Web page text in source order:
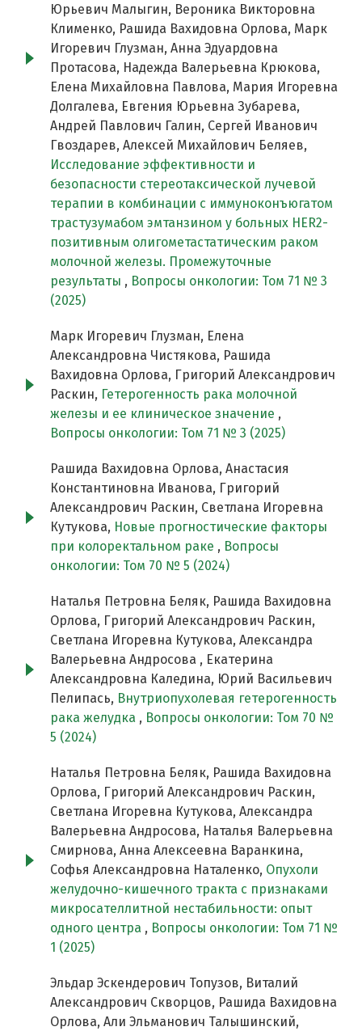
Юрьевич Малыгин, Вероника Викторовна
Клименко, Рашида Вахидовна Орлова, Марк
Игоревич Глузман, Анна Эдуардовна
Протасова, Надежда Валерьевна Крюкова,
Елена Михайловна Павлова, Мария Игоревна
Долгалева, Евгения Юрьевна Зубарева,
Андрей Павлович Галин, Сергей Иванович
Гвоздарев, Алексей Михайлович Беляев,
Исследование эффективности и
безопасности стереотаксической лучевой
терапии в комбинации с иммуноконъюгатом
трастузумабом эмтанзином у больных HER2-
позитивным олигометастатическим раком
молочной железы. Промежуточные
результаты , Вопросы онкологии: Том 71 № 3
(2025)
Марк Игоревич Глузман, Елена
Александровна Чистякова, Рашида
Вахидовна Орлова, Григорий Александрович
Раскин, Гетерогенность рака молочной
железы и ее клиническое значение ,
Вопросы онкологии: Том 71 № 3 (2025)
Рашида Вахидовна Орлова, Анастасия
Константиновна Иванова, Григорий
Александрович Раскин, Светлана Игоревна
Кутукова, Новые прогностические факторы
при колоректальном раке , Вопросы
онкологии: Том 70 № 5 (2024)
Наталья Петровна Беляк, Рашида Вахидовна
Орлова, Григорий Александрович Раскин,
Светлана Игоревна Кутукова, Александра
Валерьевна Андросова , Екатерина
Александровна Каледина, Юрий Васильевич
Пелипась, Внутриопухолевая гетерогенность
рака желудка , Вопросы онкологии: Том 70 №
5 (2024)
Наталья Петровна Беляк, Рашида Вахидовна
Орлова, Григорий Александрович Раскин,
Светлана Игоревна Кутукова, Александра
Валерьевна Андросова, Наталья Валерьевна
Смирнова, Анна Алексеевна Варанкина,
Софья Александровна Наталенко, Опухоли
желудочно-кишечного тракта с признаками
микросателлитной нестабильности: опыт
одного центра , Вопросы онкологии: Том 71 №
1 (2025)
Эльдар Эскендерович Топузов, Виталий
Александрович Скворцов, Рашида Вахидовна
Орлова, Али Эльманович Талышинский,